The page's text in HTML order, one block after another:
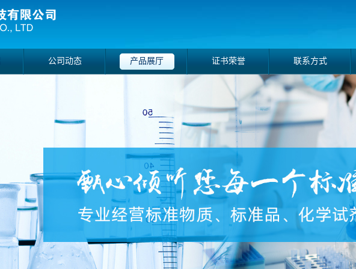
公司动态 产品展厅 证书荣誉 联系方式